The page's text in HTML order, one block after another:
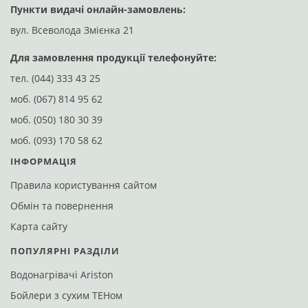
Зв`язатися з експертом
Ariston SG1 80 V
Пункти видачі онлайн-замовлень:
вул. Всеволода Змієнка 21
Для замовлення продукції телефонуйте:
тел. (044) 333 43 25
моб. (067) 814 95 62
моб. (050) 180 30 39
моб. (093) 170 58 62
ІНФОРМАЦІЯ
Правила користування сайтом
Обмін та повернення
Карта сайту
ПОПУЛЯРНІ РАЗДІЛИ
Водонагрівачі Ariston
Бойлери з сухим ТЕНом